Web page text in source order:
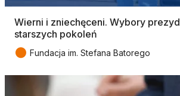
Wierni i zniechęceni. Wybory
starszych pokoleń
● Fundacja im. Stefana Batorego